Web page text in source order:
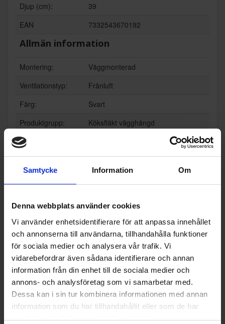
Samtycke Information Om
Denna webbplats använder cookies
Vi använder enhetsidentifierare för att anpassa innehållet
och annonserna till användarna, tillhandahålla funktioner
för sociala medier och analysera vår trafik. Vi
vidarebefordrar även sådana identifierare och annan
information från din enhet till de sociala medier och
annons- och analysföretag som vi samarbetar med.
Dessa kan i sin tur kombinera informationen med annan
information som du har tillhandahållit eller som de har
samlat in när du har använt deras tjänster.
Djup (cm):
39
EAN
7332543670192
Allmän information
Montering:
Väggmonterad
Ventilationstyp:
Frånluft
Färg:
Svart
Produktgrupp:
Köksfläkt vägghängd
Funktioner och egenskaper
j):
a/Nej):
Teknisk data
Antal hastigheter
(st):
5
Kapacitet intensivl
äge (m³/h):
760
Ljudnivå (dBA):
54 decibel A (ett normalt samtal mot